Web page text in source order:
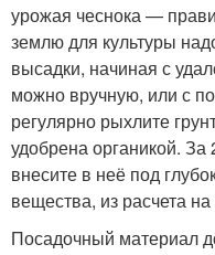
урожая чеснока —
землю для культуры
высадки, начиная с
можно вручную, или с
регулярно рыхлите
удобрена органикой. За
внесите в неё под
вещества, из расчета на
Посадочный материал